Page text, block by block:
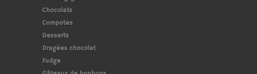
Chocolats
Compotes
Desserts
Dragées chocolat
Fudge